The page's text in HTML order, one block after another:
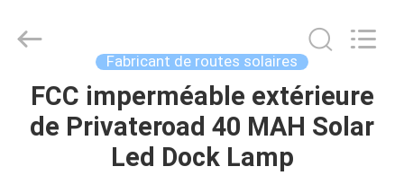
MAISON
Technology
Reserved.
Fabricant de routes solaires
FCC imperméable extérieure
de Privateroad 40 MAH Solar
Led Dock Lamp